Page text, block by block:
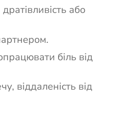
або
біль від
віддаленість від